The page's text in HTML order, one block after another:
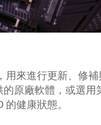
用來進行更新、修
原廠軟體，或選用
健康狀態。